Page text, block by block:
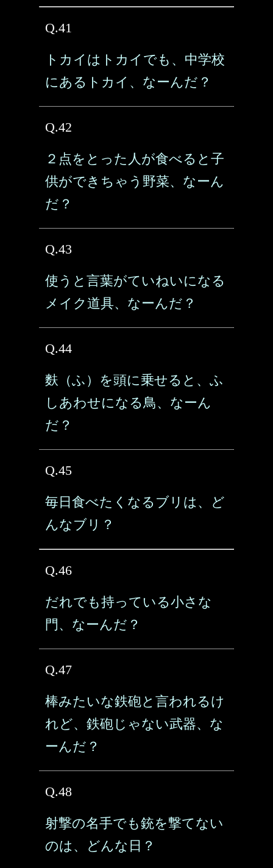
Q.41
トカイはトカイでも、中学校
にあるトカイ、なーんだ？
Q.42
２点をとった人が食べると子
供ができちゃう野菜、なーん
だ？
Q.43
使うと言葉がていねいになる
メイク道具、なーんだ？
Q.44
麩（ふ）を頭に乗せると、ふ
しあわせになる鳥、なーん
だ？
Q.45
毎日食べたくなるブリは、ど
んなブリ？
Q.46
だれでも持っている小さな
門、なーんだ？
Q.47
棒みたいな鉄砲と言われるけ
れど、鉄砲じゃない武器、な
ーんだ？
Q.48
射撃の名手でも銃を撃てない
のは、どんな日？